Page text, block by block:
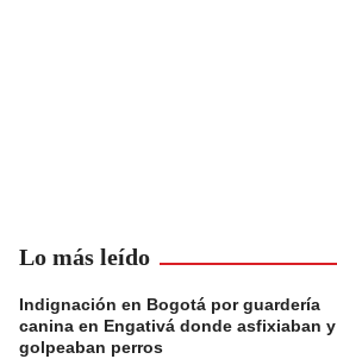
Lo más leído
Indignación en Bogotá por guardería
canina en Engativá donde asfixiaban y
golpeaban perros